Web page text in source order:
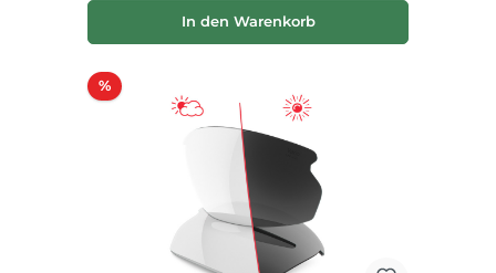
In den Warenkorb
%Rabatt